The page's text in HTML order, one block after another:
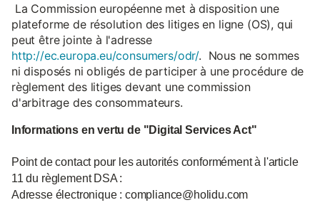
La Commission européenne met à disposition une
plateforme de résolution des litiges en ligne (OS), qui
peut être jointe à l'adresse
http://ec.europa.eu/consumers/odr/. Nous ne sommes
ni disposés ni obligés de participer à une procédure de
règlement des litiges devant une commission
d'arbitrage des consommateurs.
Informations en vertu de "Digital Services Act"
Point de contact pour les autorités conformément à l'article
11 du règlement DSA :
Adresse électronique : compliance@holidu.com